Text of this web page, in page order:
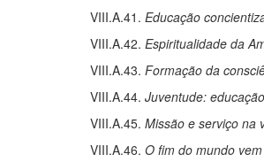
VIII.A.41. Educação
VIII.A.42. Espiritualidade da
VIII.A.43. Formação da
VIII.A.44. Juventude:
VIII.A.45. Missão e serviço na
VIII.A.46. O fim do mundo